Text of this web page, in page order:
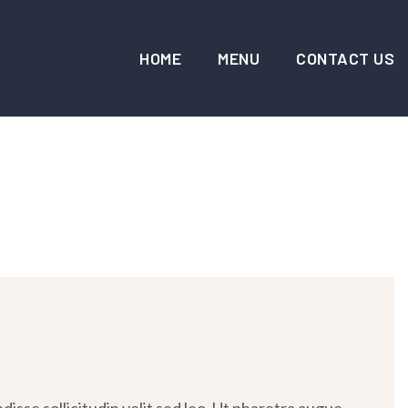
HOME MENU CONTACT US